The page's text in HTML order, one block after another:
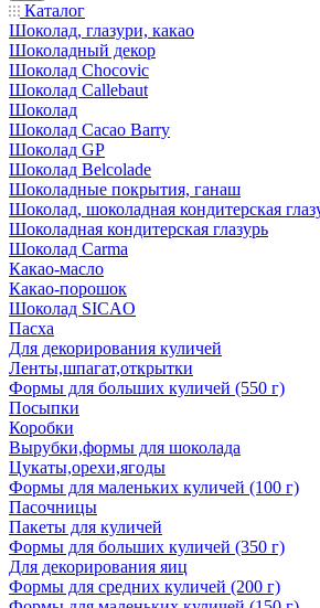
Каталог
Шоколад, глазури, какао
Шоколадный декор
Шоколад Chocovic
Шоколад Callebaut
Шоколад
Шоколад Cacao Barry
Шоколад GP
Шоколад Belcolade
Шоколадные покрытия, ганаш
Шоколад, шоколадная кондитерская
Шоколадная кондитерская глазурь
Шоколад Carma
Какао-масло
Какао-порошок
Шоколад SICAO
Пасха
Для декорирования куличей
Ленты,шпагат,открытки
Формы для больших куличей (550 г)
Посыпки
Коробки
Вырубки,формы для шоколада
Цукаты,орехи,ягоды
Формы для маленьких куличей (100 г)
Пасочницы
Пакеты для куличей
Формы для больших куличей (350 г)
Для декорирования яиц
Формы для средних куличей (200 г)